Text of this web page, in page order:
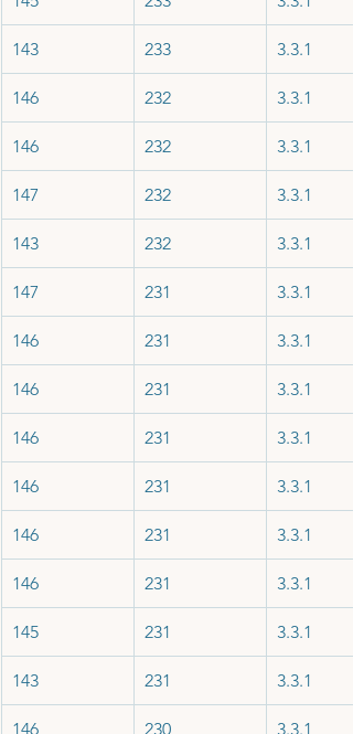
143 233 3.3.1
146 232 3.3.1
146 232 3.3.1
147 232 3.3.1
143 232 3.3.1
147 231 3.3.1
146 231 3.3.1
146 231 3.3.1
146 231 3.3.1
146 231 3.3.1
146 231 3.3.1
146 231 3.3.1
145 231 3.3.1
143 231 3.3.1
146 230 3.3.1